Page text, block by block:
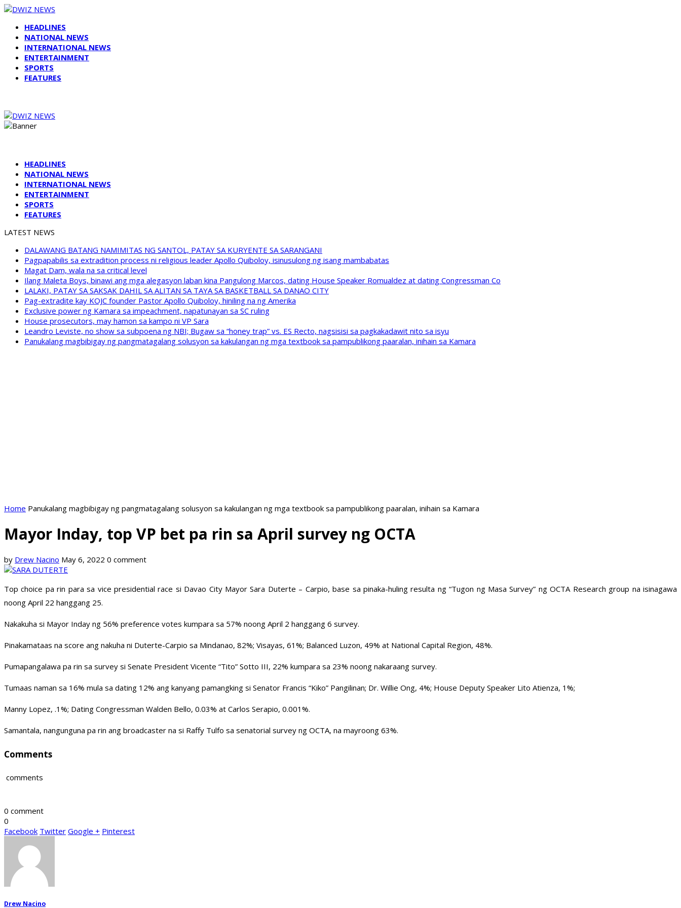
HEADLINES
NATIONAL NEWS
INTERNATIONAL NEWS
ENTERTAINMENT
SPORTS
FEATURES
HEADLINES
NATIONAL NEWS
INTERNATIONAL NEWS
ENTERTAINMENT
SPORTS
FEATURES
LATEST NEWS
DALAWANG BATANG NAMIMITAS NG SANTOL, PATAY SA KURYENTE SA SARANGANI
Pagpapabilis sa extradition process ni religious leader Apollo Quiboloy, isinusulong ng isang mambabatas
Magat Dam, wala na sa critical level
Ilang Maleta Boys, binawi ang mga alegasyon laban kina Pangulong Marcos, dating House Speaker Romualdez at dating Congressman Co
LALAKI, PATAY SA SAKSAK DAHIL SA ALITAN SA TAYA SA BASKETBALL SA DANAO CITY
Pag-extradite kay KOJC founder Pastor Apollo Quiboloy, hiniling na ng Amerika
Exclusive power ng Kamara sa impeachment, napatunayan sa SC ruling
House prosecutors, may hamon sa kampo ni VP Sara
Leandro Leviste, no show sa subpoena ng NBI; Bugaw sa “honey trap” vs. ES Recto, nagsisisi sa pagkakadawit nito sa isyu
Panukalang magbibigay ng pangmatagalang solusyon sa kakulangan ng mga textbook sa pampublikong paaralan, inihain sa Kamara
Home Panukalang magbibigay ng pangmatagalang solusyon sa kakulangan ng mga textbook sa pampublikong paaralan, inihain sa Kamara
Mayor Inday, top VP bet pa rin sa April survey ng OCTA
by Drew Nacino May 6, 2022 0 comment
Top choice pa rin para sa vice presidential race si Davao City Mayor Sara Duterte – Carpio, base sa pinaka-huling resulta ng “Tugon ng Masa Survey” ng OCTA Research group na isinagawa
noong April 22 hanggang 25.
Nakakuha si Mayor Inday ng 56% preference votes kumpara sa 57% noong April 2 hanggang 6 survey.
Pinakamataas na score ang nakuha ni Duterte-Carpio sa Mindanao, 82%; Visayas, 61%; Balanced Luzon, 49% at National Capital Region, 48%.
Pumapangalawa pa rin sa survey si Senate President Vicente “Tito” Sotto III, 22% kumpara sa 23% noong nakaraang survey.
Tumaas naman sa 16% mula sa dating 12% ang kanyang pamangking si Senator Francis “Kiko” Pangilinan; Dr. Willie Ong, 4%; House Deputy Speaker Lito Atienza, 1%;
Manny Lopez, .1%; Dating Congressman Walden Bello, 0.03% at Carlos Serapio, 0.001%.
Samantala, nangunguna pa rin ang broadcaster na si Raffy Tulfo sa senatorial survey ng OCTA, na mayroong 63%.
Comments
comments
0 comment
0
Facebook Twitter Google + Pinterest
Drew Nacino